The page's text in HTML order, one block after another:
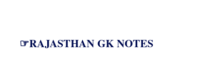
☞RAJASTHAN GK NOTES